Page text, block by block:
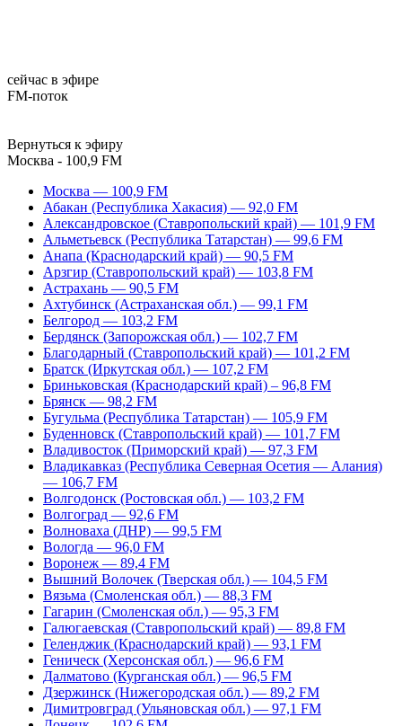
сейчас в эфире
FM-поток
Вернуться к эфиру
Москва - 100,9 FM
Москва — 100,9 FM
Абакан (Республика Хакасия) — 92,0 FM
Александровское (Ставропольский край) — 101,9 FM
Альметьевск (Республика Татарстан) — 99,6 FM
Анапа (Краснодарский край) — 90,5 FM
Арзгир (Ставропольский край) — 103,8 FM
Астрахань — 90,5 FM
Ахтубинск (Астраханская обл.) — 99,1 FM
Белгород — 103,2 FM
Бердянск (Запорожская обл.) — 102,7 FM
Благодарный (Ставропольский край) — 101,2 FM
Братск (Иркутская обл.) — 107,2 FM
Бриньковская (Краснодарский край) – 96,8 FM
Брянск — 98,2 FM
Бугульма (Республика Татарстан) — 105,9 FM
Буденновск (Ставропольский край) — 101,7 FM
Владивосток (Приморский край) — 97,3 FM
Владикавказ (Республика Северная Осетия — Алания)
— 106,7 FM
Волгодонск (Ростовская обл.) — 103,2 FM
Волгоград — 92,6 FM
Волноваха (ДНР) — 99,5 FM
Вологда — 96,0 FM
Воронеж — 89,4 FM
Вышний Волочек (Тверская обл.) — 104,5 FM
Вязьма (Смоленская обл.) — 88,3 FM
Гагарин (Смоленская обл.) — 95,3 FM
Галюгаевская (Ставропольский край) — 89,8 FM
Геленджик (Краснодарский край) — 93,1 FM
Геническ (Херсонская обл.) — 96,6 FM
Далматово (Курганская обл.) — 96,5 FM
Дзержинск (Нижегородская обл.) — 89,2 FM
Димитровград (Ульяновская обл.) — 97,1 FM